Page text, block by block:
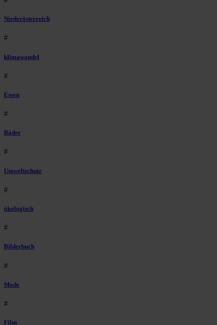
Niederösterreich
#
klimawandel
#
Essen
#
Räder
#
Umweltschutz
#
ökologisch
#
Bilderbuch
#
Mode
#
Film